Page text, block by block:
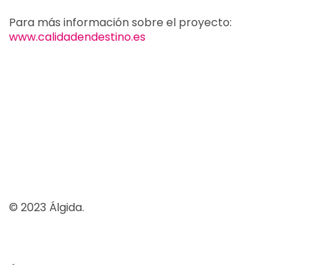
Para más información sobre el proyecto:
www.calidadendestino.es
© 2023 Álgida.